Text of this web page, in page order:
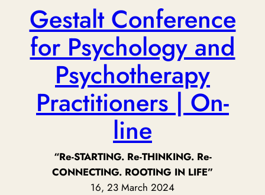
Gestalt Conference
for Psychology and
Psychotherapy
Practitioners | On-
line
“Re-STARTING. Re-THINKING. Re-
CONNECTING. ROOTING IN LIFE”
16, 23 March 2024